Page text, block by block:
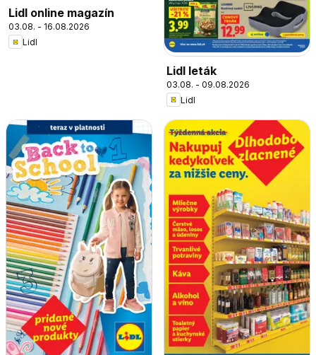
Lidl online magazín
03.08. - 16.08.2026
Lidl
Lidl leták
03.08. - 09.08.2026
Lidl